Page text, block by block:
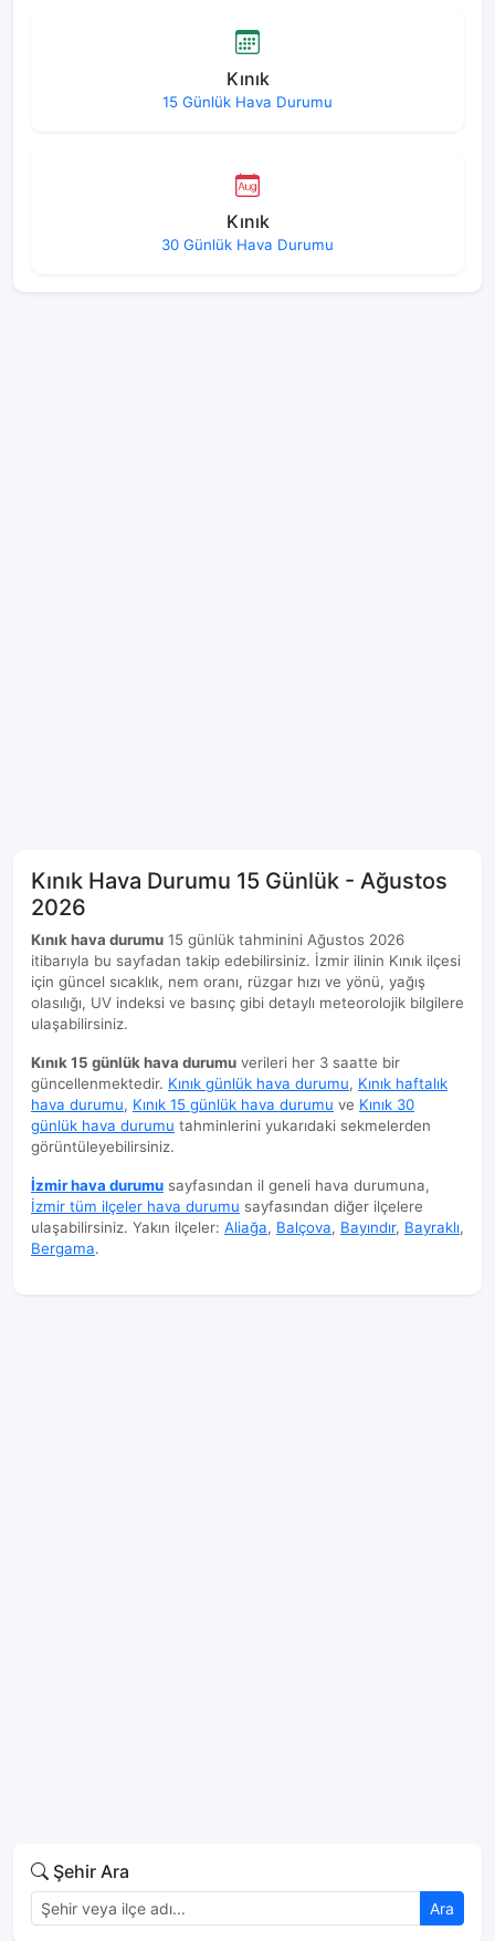
Kınık
15 Günlük Hava Durumu
Kınık
30 Günlük Hava Durumu
Kınık Hava Durumu 15 Günlük - Ağustos
2026
Kınık hava durumu 15 günlük tahminini Ağustos 2026
itibarıyla bu sayfadan takip edebilirsiniz. İzmir ilinin Kınık ilçesi
için güncel sıcaklık, nem oranı, rüzgar hızı ve yönü, yağış
olasılığı, UV indeksi ve basınç gibi detaylı meteorolojik bilgilere
ulaşabilirsiniz.
Kınık 15 günlük hava durumu verileri her 3 saatte bir
güncellenmektedir. Kınık günlük hava durumu, Kınık haftalık
hava durumu, Kınık 15 günlük hava durumu ve Kınık 30
günlük hava durumu tahminlerini yukarıdaki sekmelerden
görüntüleyebilirsiniz.
İzmir hava durumu sayfasından il geneli hava durumuna,
İzmir tüm ilçeler hava durumu sayfasından diğer ilçelere
ulaşabilirsiniz. Yakın ilçeler: Aliağa, Balçova, Bayındır, Bayraklı,
Bergama.
Şehir Ara
Ara